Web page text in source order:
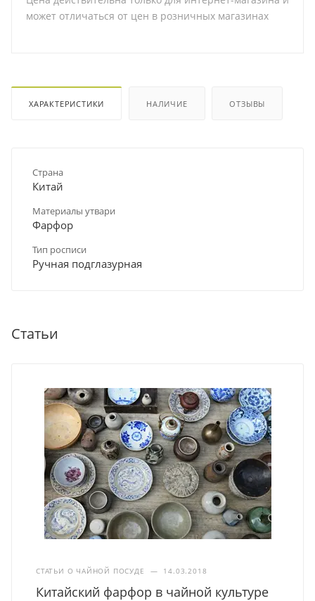
может отличаться от цен в розничных магазинах
ХАРАКТЕРИСТИКИ НАЛИЧИЕ ОТЗЫВЫ
Страна
Китай
Материалы утвари
Фарфор
Тип росписи
Ручная подглазурная
Статьи
СТАТЬИ О ЧАЙНОЙ ПОСУДЕ — 14.03.2018
Китайский фарфор в чайной культуре